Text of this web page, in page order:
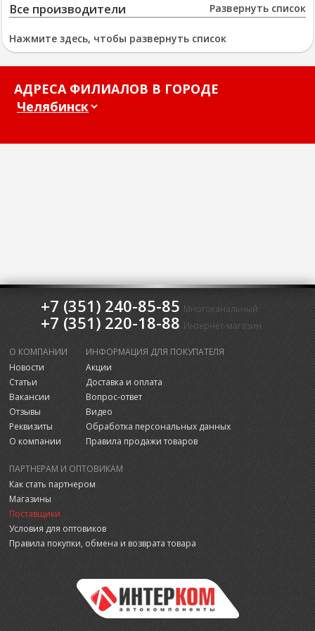
Развернуть список
Все производители
Нажмите здесь, чтобы развернуть список
АДРЕСА ФИЛИАЛОВ В ГОРОДЕ
+7 (351) 240-85-85 Многоканальный
+7 (351) 220-18-88 Интернет-магазин
О КОМПАНИИ
Новости
Статьи
Вакансии
Отзывы
Реквизиты
О компании
ИНФОРМАЦИЯ ДЛЯ ПОКУПАТЕЛЯ
Акции
Доставка и оплата
Вопрос-ответ
Видео
Обработка персональных данных
Правила продажи товаров
ПАРТНЕРАМ И ОПТОВИКАМ
Как стать партнером
Магазины
Поставщики
Условия для оптовиков
Правила покупки, обмена и возврата товара